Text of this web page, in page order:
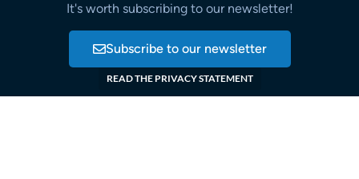
It's worth subscribing to our newsletter!
Subscribe to our newsletter
READ THE PRIVACY STATEMENT